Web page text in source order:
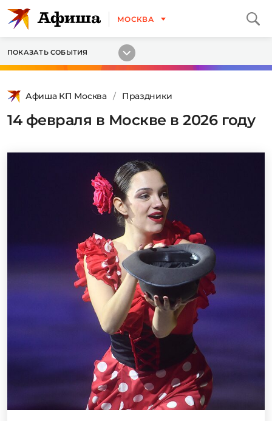
МОСКВА
ПОКАЗАТЬ СОБЫТИЯ
Афиша КП Москва Праздники
14 февраля в Москве в 2026 году